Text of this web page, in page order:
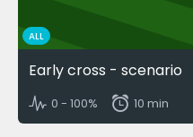
ALL
Early cross - scenario
0 - 100% 10 min